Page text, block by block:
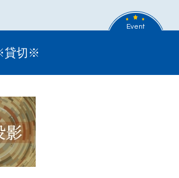
Event
貸切※